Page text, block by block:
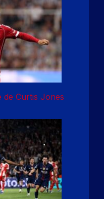
de Curtis Jones